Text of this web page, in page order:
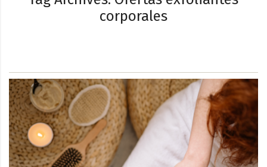
corporales